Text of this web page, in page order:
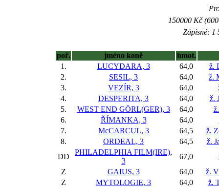
150000 Kč
Zápisné: 1
poř. jméno koně
hmot.
1.
LUCYDARA, 3 64,0
ž.
2.
SESIL, 3 64,0
ž.
3.
VEZÍR, 3 64,0
4.
DESPERITA, 3 64,0
ž.
5.
WEST END GÖRL(GER), 3 64,0
6.
ŘÍMANKA, 3 64,0
7.
McCARCUL, 3 64,5
ž.
8.
ORDEAL, 3 64,5
ž.
DD
PHILADELPHIA FILM(IRE),
3
67,0
Z
GAIUS, 3 64,0
ž.
Z
MYTOLOGIE, 3 64,0
ž.